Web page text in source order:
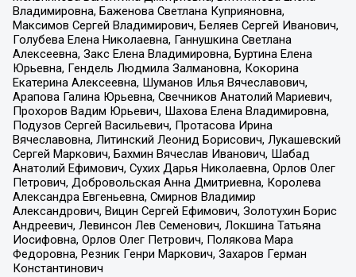
Владимировна, Баженова Светлана Куприяновна,
Максимов Сергей Владимирович, Беляев Сергей Иванович,
Голубева Елена Николаевна, Ганнушкина Светлана
Алексеевна, Закс Елена Владимировна, Буртина Елена
Юрьевна, Гендель Людмила Залмановна, Кокорина
Екатерина Алексеевна, Шуманов Илья Вячеславович,
Арапова Галина Юрьевна, Свечников Анатолий Мариевич,
Прохоров Вадим Юрьевич, Шахова Елена Владимировна,
Подузов Сергей Васильевич, Протасова Ирина
Вячеславовна, Литинский Леонид Борисович, Лукашевский
Сергей Маркович, Бахмин Вячеслав Иванович, Шабад
Анатолий Ефимович, Сухих Дарья Николаевна, Орлов Олег
Петрович, Добровольская Анна Дмитриевна, Королева
Александра Евгеньевна, Смирнов Владимир
Александрович, Вицин Сергей Ефимович, Золотухин Борис
Андреевич, Левинсон Лев Семенович, Локшина Татьяна
Иосифовна, Орлов Олег Петрович, Полякова Мара
Федоровна, Резник Генри Маркович, Захаров Герман
Константинович